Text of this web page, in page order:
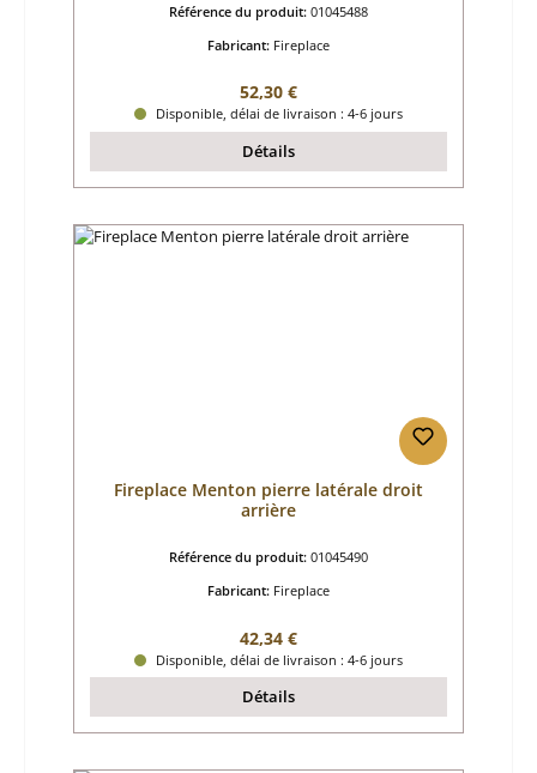
Référence du produit: 01045488
Fabricant: Fireplace
Prix régulier :
52,30 €
Disponible, délai de livraison : 4-6 jours
Détails
Fireplace Menton pierre latérale droit
arrière
Référence du produit: 01045490
Fabricant: Fireplace
Prix régulier :
42,34 €
Disponible, délai de livraison : 4-6 jours
Détails